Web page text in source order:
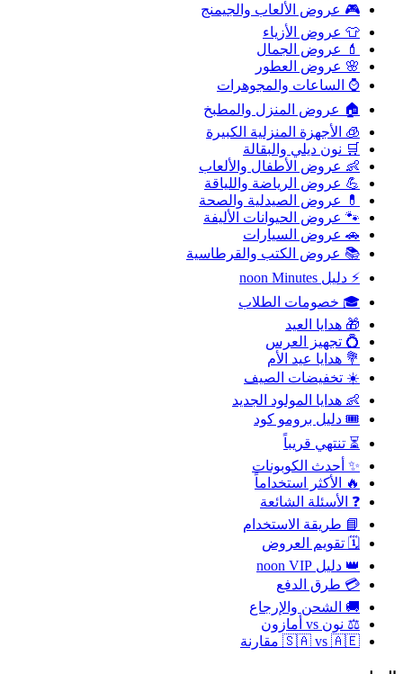
🎮 عروض الألعاب والجيمنج
👕 عروض الأزياء
💄 عروض الجمال
🌸 عروض العطور
⌚ الساعات والمجوهرات
🏠 عروض المنزل والمطبخ
🧊 الأجهزة المنزلية الكبيرة
🛒 نون ديلي والبقالة
👶 عروض الأطفال والألعاب
💪 عروض الرياضة واللياقة
💊 عروض الصيدلية والصحة
🐾 عروض الحيوانات الأليفة
🚗 عروض السيارات
📚 عروض الكتب والقرطاسية
⚡ دليل noon Minutes
🎓 خصومات الطلاب
🎁 هدايا العيد
💍 تجهيز العرس
💐 هدايا عيد الأم
☀️ تخفيضات الصيف
👶 هدايا المولود الجديد
🎟️ دليل برومو كود
⏳ تنتهي قريباً
✨ أحدث الكوبونات
🔥 الأكثر استخداماً
❓ الأسئلة الشائعة
📘 طريقة الاستخدام
🗓️ تقويم العروض
👑 دليل noon VIP
💳 طرق الدفع
🚚 الشحن والإرجاع
⚖️ نون vs أمازون
🇸🇦 vs 🇦🇪 مقارنة